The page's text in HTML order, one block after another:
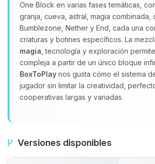
One Block en varias fases temáticas,
granja, cueva, astral, magia combinada,
Bumblezone, Nether y End, cada una
criaturas y botines específicos. La
magia , tecnología y exploración
compleja a partir de un único bloque
BoxToPlay nos gusta cómo el sistema
jugador sin limitar la creatividad,
cooperativas largas y variadas.
Versiones disponibles